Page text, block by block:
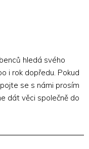
hledá svého
i rok dopředu. Pokud
se s námi prosím
dát věci společně do